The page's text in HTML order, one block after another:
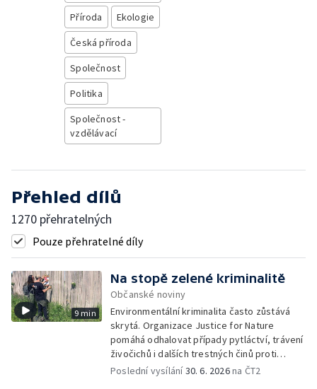
Příroda
Ekologie
Česká příroda
Společnost
Politika
Společnost -
vzdělávací
Přehled dílů
1270 přehratelných
Pouze přehratelné díly
9 min
Na stopě zelené kriminalitě
Občanské noviny
Environmentální kriminalita často zůstává
skrytá. Organizace Justice for Nature
pomáhá odhalovat případy pytláctví, trávení
živočichů i dalších trestných činů proti
přírodě. Dlouhodobým monitoringem a
Poslední vysílání30. 6. 2026na ČT2